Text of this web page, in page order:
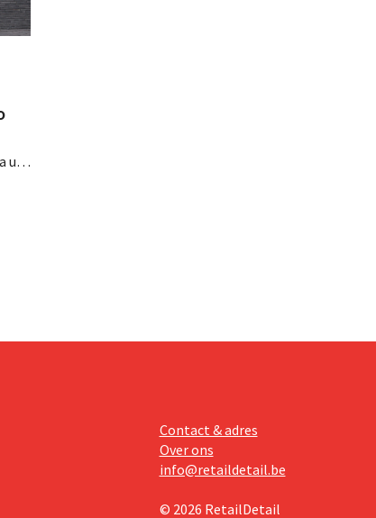
uit
Contact & adres
Over ons
info@retaildetail.be
© 2026 RetailDetail